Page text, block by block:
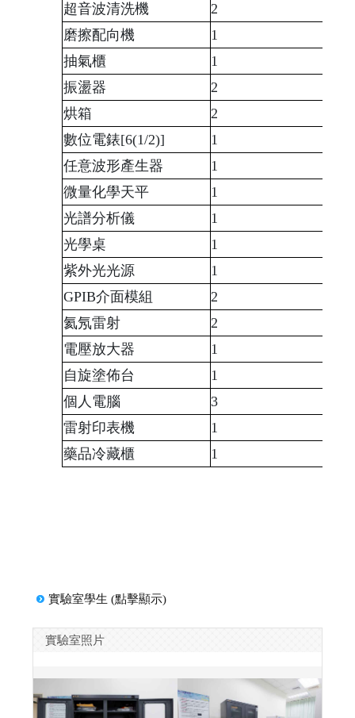
超音波清洗機
2
磨擦配向機
1
抽氣櫃
1
振盪器
2
烘箱
2
數位電錶[6(1/2)]
1
任意波形產生器
1
微量化學天平
1
光譜分析儀
1
光學桌
1
紫外光光源
1
GPIB介面模組
2
氦氖雷射
2
電壓放大器
1
自旋塗佈台
1
個人電腦
3
雷射印表機
1
藥品冷藏櫃
1
實驗室學生 (點擊顯示)
實驗室照片